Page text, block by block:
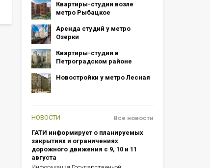
Квартиры-студии возле
метро Рыбацкое
Аренда студий у метро
Озерки
Квартиры-студии в
Петроградском районе
Новостройки у метро Лесная
НОВОСТИ
ГАТИ информирует о планируемых
закрытиях и ограничениях
дорожного движения с 9, 10 и 11
августа
Все новости